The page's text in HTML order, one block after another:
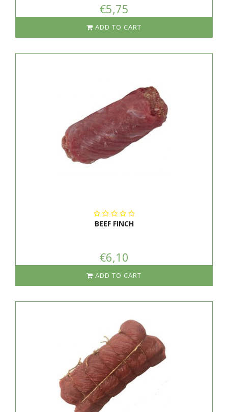
€5,75
ADD TO CART
BEEF FINCH
€6,10
ADD TO CART